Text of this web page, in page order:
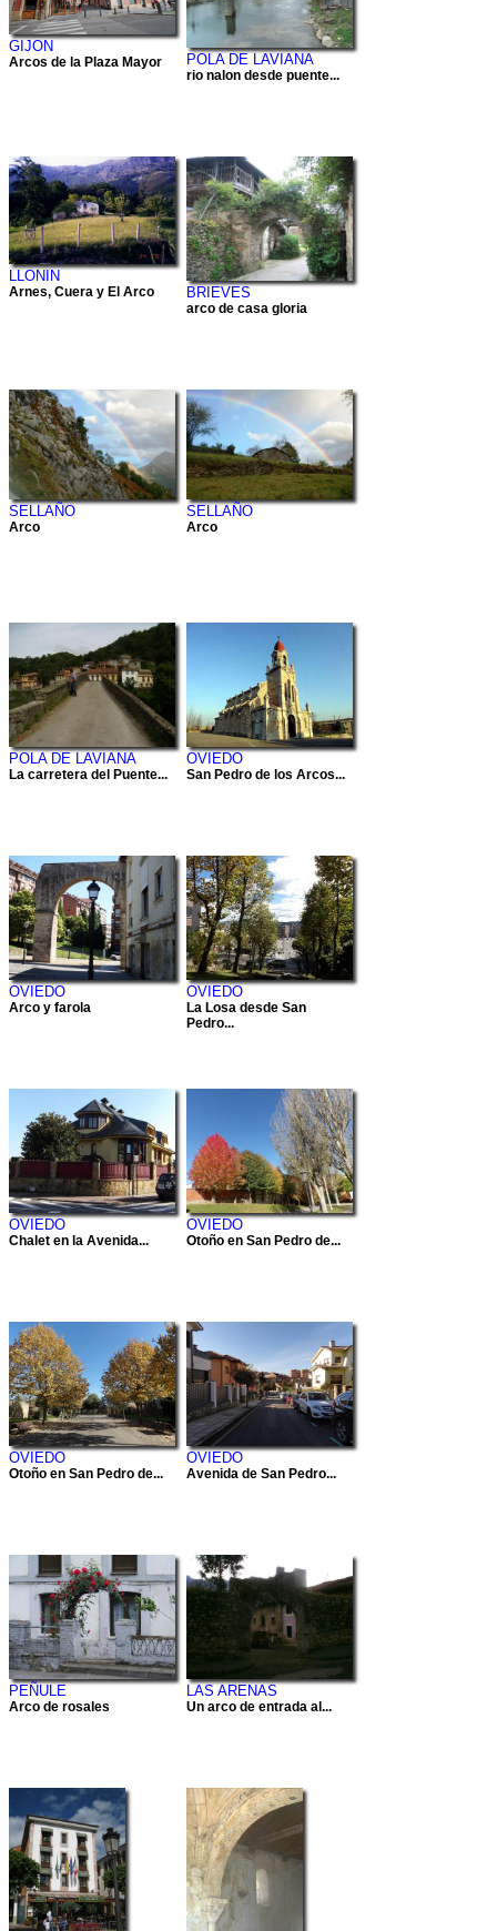
GIJON
Arcos de la Plaza Mayor POLA DE LAVIANA
rio nalon desde puente...
LLONIN
Arnes, Cuera y El Arco BRIEVES
arco de casa gloria
SELLAÑO
Arco
SELLAÑO
Arco
POLA DE LAVIANA
La carretera del Puente...
OVIEDO
San Pedro de los Arcos...
OVIEDO
Arco y farola
OVIEDO
La Losa desde San
Pedro...
OVIEDO
Chalet en la Avenida...
OVIEDO
Otoño en San Pedro de...
OVIEDO
Otoño en San Pedro de...
OVIEDO
Avenida de San Pedro...
PEÑULE
Arco de rosales
LAS ARENAS
Un arco de entrada al...